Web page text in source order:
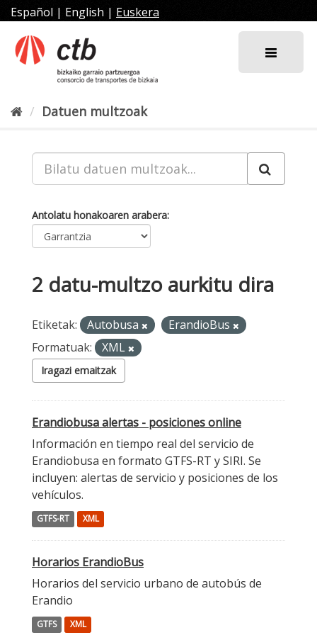
Joan
edukira
Español | English | Euskera
Datuen multzoak
Antolatu honakoaren arabera
2 datu-multzo aurkitu dira
Etiketak: Autobusa
ErandioBus
Formatuak:
XML
Iragazi emaitzak
Erandiobusa alertas - posiciones online
Información en tiempo real del servicio de
Erandiobusa en formato GTFS-RT y SIRI. Se
incluyen: alertas de servicio y posiciones de los
vehículos.
GTFS-RT XML
Horarios ErandioBus
Horarios del servicio urbano de autobús de
Erandio
GTFS XML